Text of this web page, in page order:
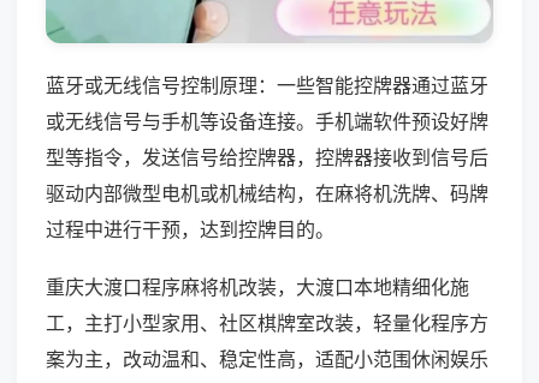
蓝牙或无线信号控制原理：一些智能控牌器通过蓝牙
或无线信号与手机等设备连接。手机端软件预设好牌
型等指令，发送信号给控牌器，控牌器接收到信号后
驱动内部微型电机或机械结构，在麻将机洗牌、码牌
过程中进行干预，达到控牌目的。
重庆大渡口程序麻将机改装，大渡口本地精细化施
工，主打小型家用、社区棋牌室改装，轻量化程序方
案为主，改动温和、稳定性高，适配小范围休闲娱乐